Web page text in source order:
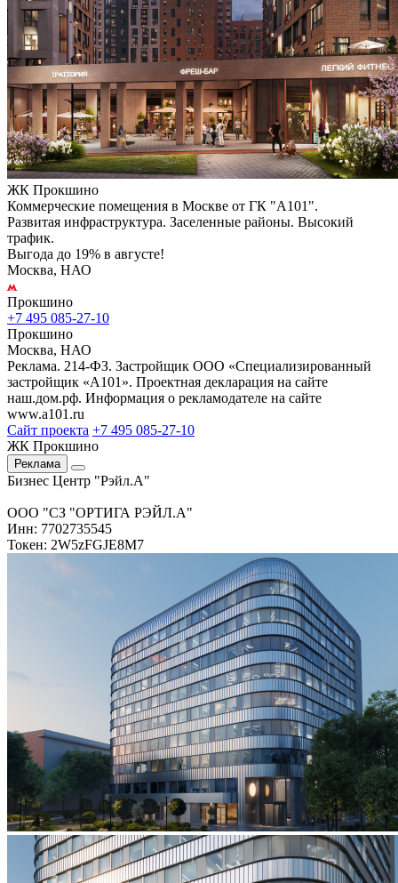
ЖК Прокшино
Коммерческие помещения в Москве от ГК "А101".
Развитая инфраструктура. Заселенные районы. Высокий
трафик.
Выгода до 19% в августе!
Москва, НАО
Прокшино
+7 495 085-27-10
Прокшино
Москва, НАО
Реклама. 214-ФЗ. Застройщик ООО «Специализированный
застройщик «А101». Проектная декларация на сайте
наш.дом.рф. Информация о рекламодателе на сайте
www.a101.ru
Сайт проекта +7 495 085-27-10
ЖК Прокшино
Реклама
Бизнес Центр "Рэйл.А"
ООО "СЗ "ОРТИГА РЭЙЛ.А"
Инн: 7702735545
Токен: 2W5zFGJE8M7